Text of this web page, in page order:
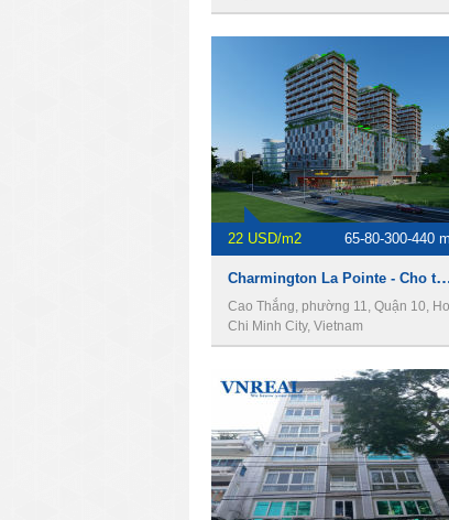
22 USD/m2 65-80-300-440
Charmington La Pointe - Cho thuê
Cao Thắng, phường 11, Quận 10, Ho
Chi Minh City, Vietnam